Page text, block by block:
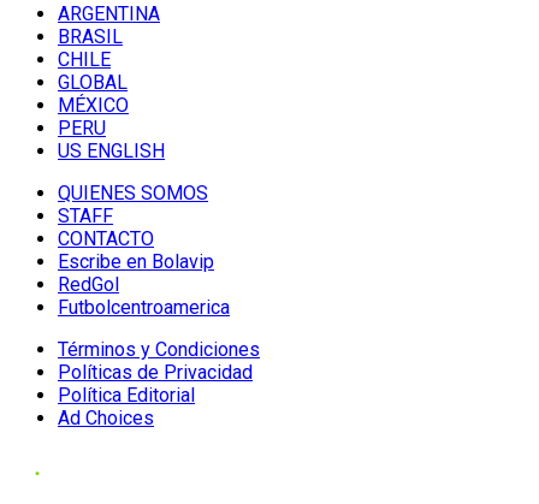
ARGENTINA
BRASIL
CHILE
GLOBAL
MÉXICO
PERU
US ENGLISH
QUIENES SOMOS
STAFF
CONTACTO
Escribe en Bolavip
RedGol
Futbolcentroamerica
Términos y Condiciones
Políticas de Privacidad
Política Editorial
Ad Choices